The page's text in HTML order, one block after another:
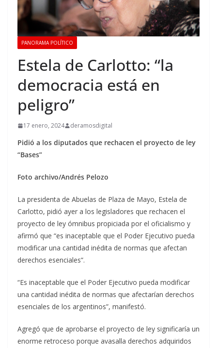
PANORAMA POLÍTICO
Estela de Carlotto: “la
democracia está en
peligro”
17 enero, 2024 deramosdigital
Pidió a los diputados que rechacen el proyecto de ley
“Bases”
Foto archivo/Andrés Pelozo
La presidenta de Abuelas de Plaza de Mayo, Estela de
Carlotto, pidió ayer a los legisladores que rechacen el
proyecto de ley ómnibus propiciada por el oficialismo y
afirmó que “es inaceptable que el Poder Ejecutivo pueda
modificar una cantidad inédita de normas que afectan
derechos esenciales”.
“Es inaceptable que el Poder Ejecutivo pueda modificar
una cantidad inédita de normas que afectarían derechos
esenciales de los argentinos”, manifestó.
Agregó que de aprobarse el proyecto de ley significaría un
enorme retroceso porque avasalla derechos adquiridos